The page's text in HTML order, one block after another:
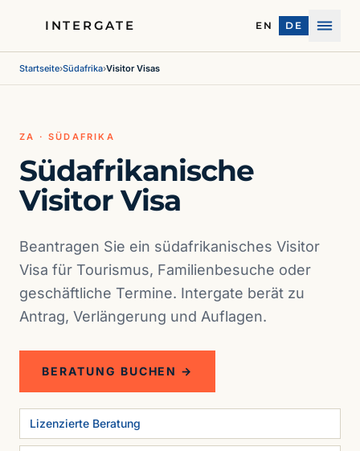
INTERGATE EN DE
Menü
Startseite›Südafrika›Visitor Visas
ZA · SÜDAFRIKA
Südafrikanische
Visitor Visa
Beantragen Sie ein südafrikanisches Visitor
Visa für Tourismus, Familienbesuche oder
geschäftliche Termine. Intergate berät zu
Antrag, Verlängerung und Auflagen.
BERATUNG BUCHEN →
Lizenzierte Beratung